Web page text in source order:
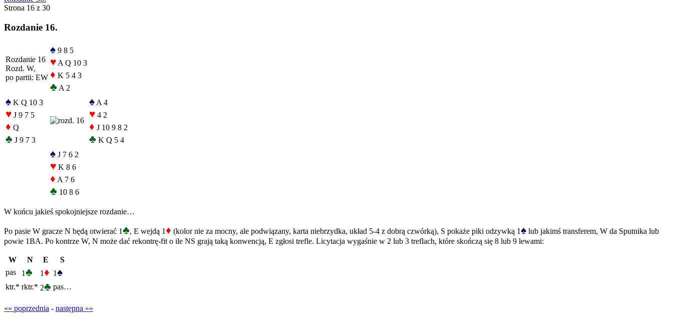
Strona 16 z 30
Rozdanie 16.
Rozdanie 16
Rozd. W,
po partii: EW
♠ 9 8 5
♥ A Q 10 3
♦ K 5 4 3
♣ A 2
♠ K Q 10 3
♥ J 9 7 5
♦ Q
♣ J 9 7 3
♠ A 4
♥ 4 2
♦ J 10 9 8 2
♣ K Q 5 4
♠ J 7 6 2
♥ K 8 6
♦ A 7 6
♣ 10 8 6
W końcu jakieś spokojniejsze rozdanie…
Po pasie W gracze N będą otwierać 1♣, E wejdą 1♦ (kolor nie za mocny, ale podwiązany, karta niebrzydka, układ 5-4 z dobrą czwórką), S pokaże piki odzywką 1♠ lub jakimś transferem, W da Sputnika lub
powie 1BA. Po kontrze W, N może dać rekontrę-fit o ile NS grają taką konwencją, E zgłosi trefle. Licytacja wygaśnie w 2 lub 3 treflach, które skończą się 8 lub 9 lewami:
W N E
S
pas
1♣ 1♦ 1♠
ktr.* rktr.* 2♣ pas…
«« poprzednia - następna »»